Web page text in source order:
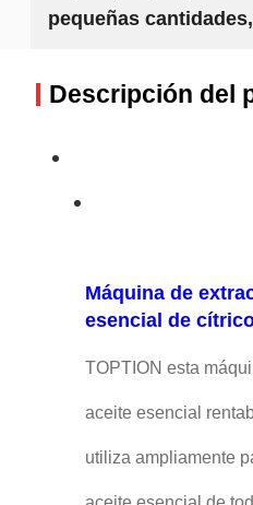
pequeñas
Descripción del
Máquina de
esencial de
TOPTION esta
aceite esencial
utiliza ampliamente